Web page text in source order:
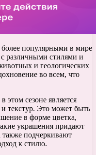
популярными в мире
различными стилями и
и геологических
во всем, что
сезоне является
текстур. Это может быть
в форме цветка,
украшения придают
также подчеркивают
к стилю.